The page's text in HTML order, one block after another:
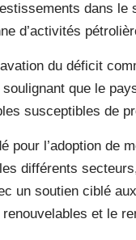
dans
d’activités
du déficit
que le
susceptibles de
pour l’adoption de
différents
un soutien ciblé
et le